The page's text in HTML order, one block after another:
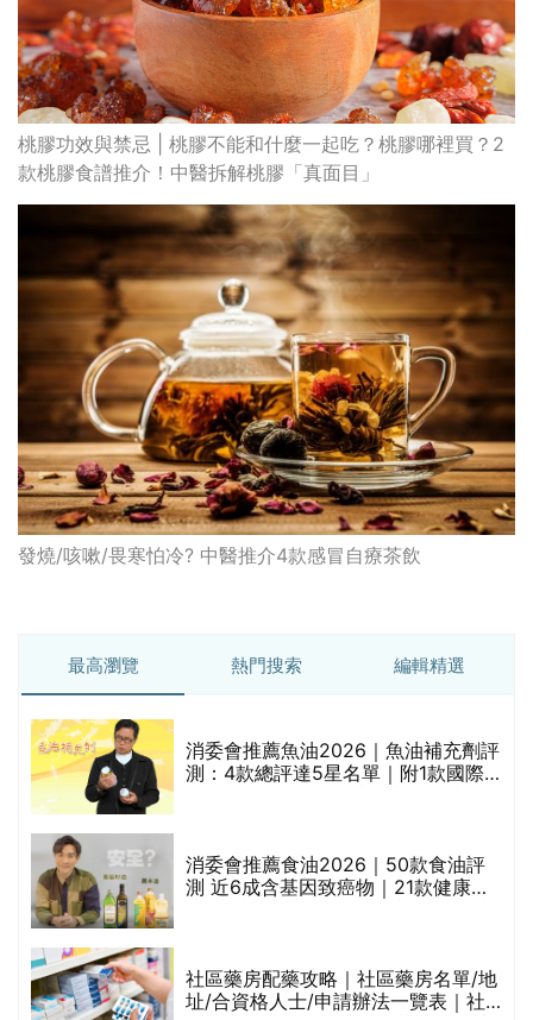
桃膠功效與禁忌 | 桃膠不能和什麼一起吃？桃膠哪裡買？2
款桃膠食譜推介！中醫拆解桃膠「真面目」
發燒/咳嗽/畏寒怕冷? 中醫推介4款感冒自療茶飲
最高瀏覽 熱門搜索 編輯精選
消委會推薦魚油2026｜魚油補充劑評
測：4款總評達5星名單｜附1款國際
消委會推薦食油2026｜50款食油評
測 近6成含基因致癌物｜21款健康煮
社區藥房配藥攻略｜社區藥房名單/地
址/合資格人士/申請辦法一覽表｜社